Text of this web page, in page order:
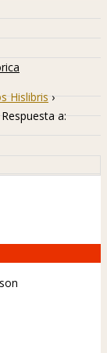
Hislibris ›
Respuesta a: